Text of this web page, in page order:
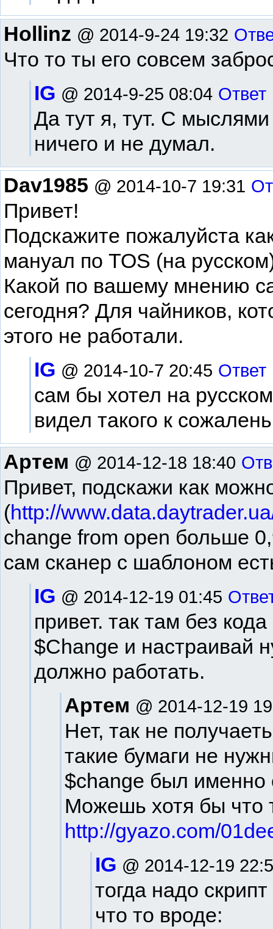
Hollinz @ 2014-9-24 19:32
Что то ты его совсем
IG @ 2014-9-25 08:04 Ответ
Да тут я, тут. С
ничего и не думал.
Dav1985 @ 2014-10-7 19:31
Привет!
Подскажите пожалуйста
мануал по TOS (на
Какой по вашему мнению
сегодня? Для чайников,
этого не работали.
IG @ 2014-10-7 20:45 Ответ
сам бы хотел на
видел такого к
Артем @ 2014-12-18 18:40
Привет, подскажи как
(http://
change from open больше
сам сканер с шаблоном
IG @ 2014-12-19 01:45
привет. так там без
$Change и настраивай
должно работать.
Артем @ 2014-12-19
Нет, так не
такие бумаги не
$change был именно
Можешь хотя бы что
http://gyazo.com/
IG @ 2014-12-19
тогда надо
что то вроде: